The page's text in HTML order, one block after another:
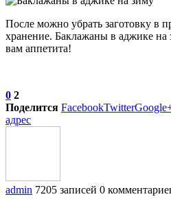
После можно убрать заготовку в
хранение. Баклажаны в аджике на
вам аппетита!
0 2
Поделится FacebookTwitter
адрес
admin 7205 записей 0